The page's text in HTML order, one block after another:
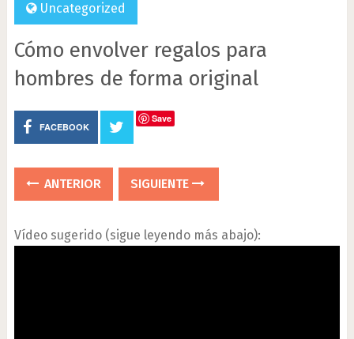
Uncategorized
Cómo envolver regalos para
hombres de forma original
FACEBOOK
Save
ANTERIOR SIGUIENTE
Vídeo sugerido (sigue leyendo más abajo):